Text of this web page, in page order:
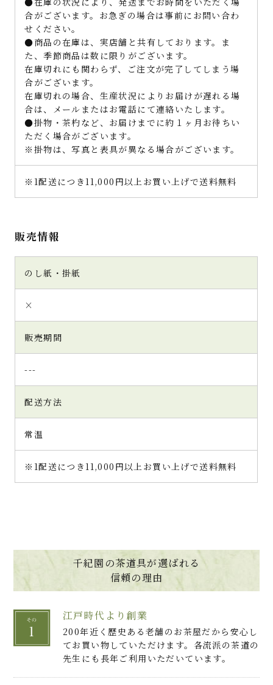
合がございます。お急ぎの場合は事前にお問い合わ
せください。
●商品の在庫は、実店舗と共有しております。ま
た、季節商品は数に限りがございます。
在庫切れにも関わらず、ご注文が完了してしまう場
合がございます。
在庫切れの場合、生産状況によりお届けが遅れる場
合は、メールまたはお電話にて連絡いたします。
●掛物・茶杓など、お届けまでに約１ヶ月お待ちい
ただく場合がございます。
※掛物は、写真と表具が異なる場合がございます。
※1配送につき11,000円以上お買い上げで送料無料
販売情報
のし紙・掛紙
×
販売期間
---
配送方法
常温
※1配送につき11,000円以上お買い上げで送料無料
千紀園の茶道具が選ばれる
信頼の理由
江戸時代より創業
200年近く歴史ある老舗のお茶屋だから安心し
てお買い物していただけます。各流派の茶道の
先生にも長年ご利用いただいています。